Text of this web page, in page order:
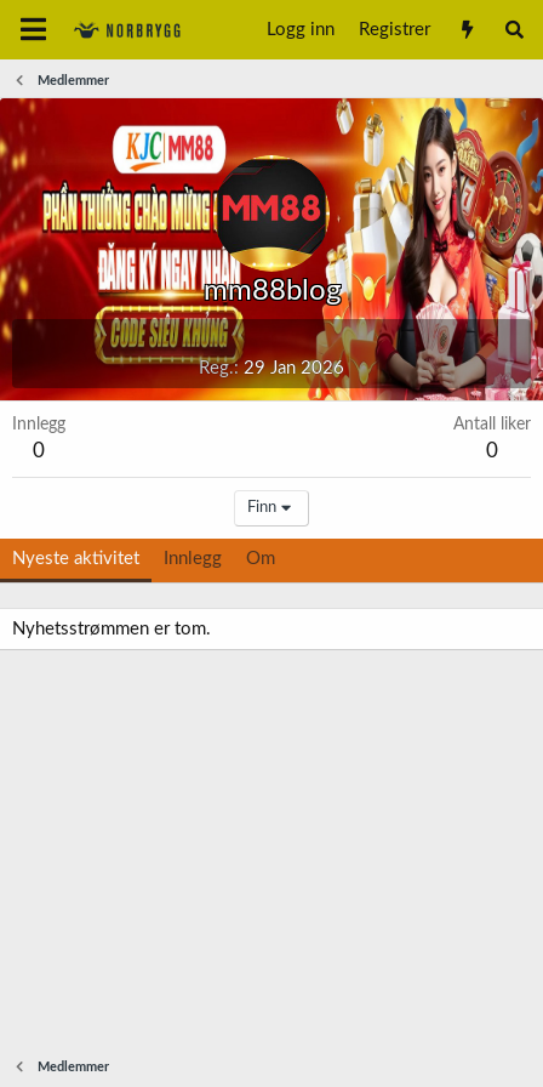
Logg inn Registrer
Medlemmer
mm88blog
Reg. 29 Jan 2026
Innlegg
0
Antall liker
0
Finn
Nyeste aktivitet Innlegg Om
Nyhetsstrømmen er tom.
Medlemmer